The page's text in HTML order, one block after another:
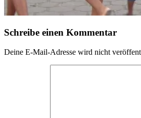
Schreibe einen Kommentar
Deine E-Mail-Adresse wird nicht